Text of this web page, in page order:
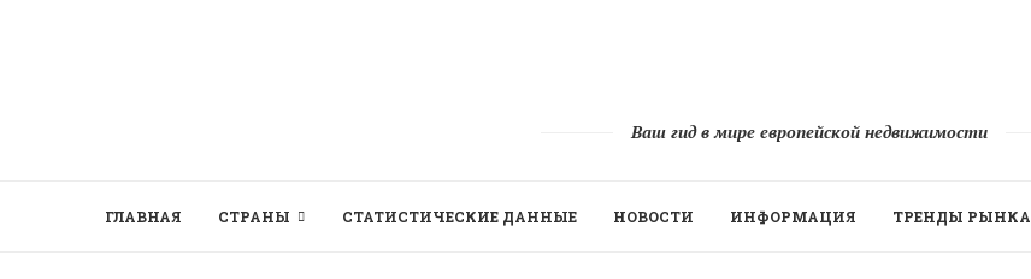
Ваш гид в мире европейской недвижимости
ГЛАВНАЯ СТРАНЫ СТАТИСТИЧЕСКИЕ ДАННЫЕ НОВОСТИ ИНФОРМАЦИЯ ТРЕНДЫ РЫНКА